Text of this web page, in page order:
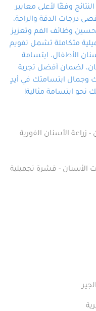
ودقة.
وفقًا لأعلى معايير
درجات الدقة والراحة،
وظائف الفم وتعزيز
متكاملة تشمل تقويم
الأطفال، ابتسامة
لضمان أفضل تجربة
وجمال ابتسامتك في أيدٍ
نحو ابتسامة مثالية!
زراعة الأسنان الفورية
الأسنان - قشرة تجميلية